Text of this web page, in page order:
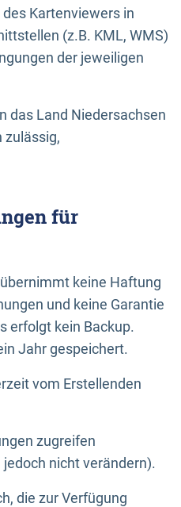
Kartenviewers in
(z.B. KML, WMS)
der jeweiligen
das Land Niedersachsen
zulässig,
für
keine Haftung
und keine Garantie
erfolgt kein Backup.
Jahr gespeichert.
vom Erstellenden
zugreifen
nicht verändern).
die zur Verfügung